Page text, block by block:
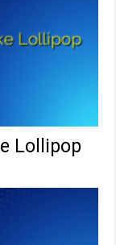
Lollipop